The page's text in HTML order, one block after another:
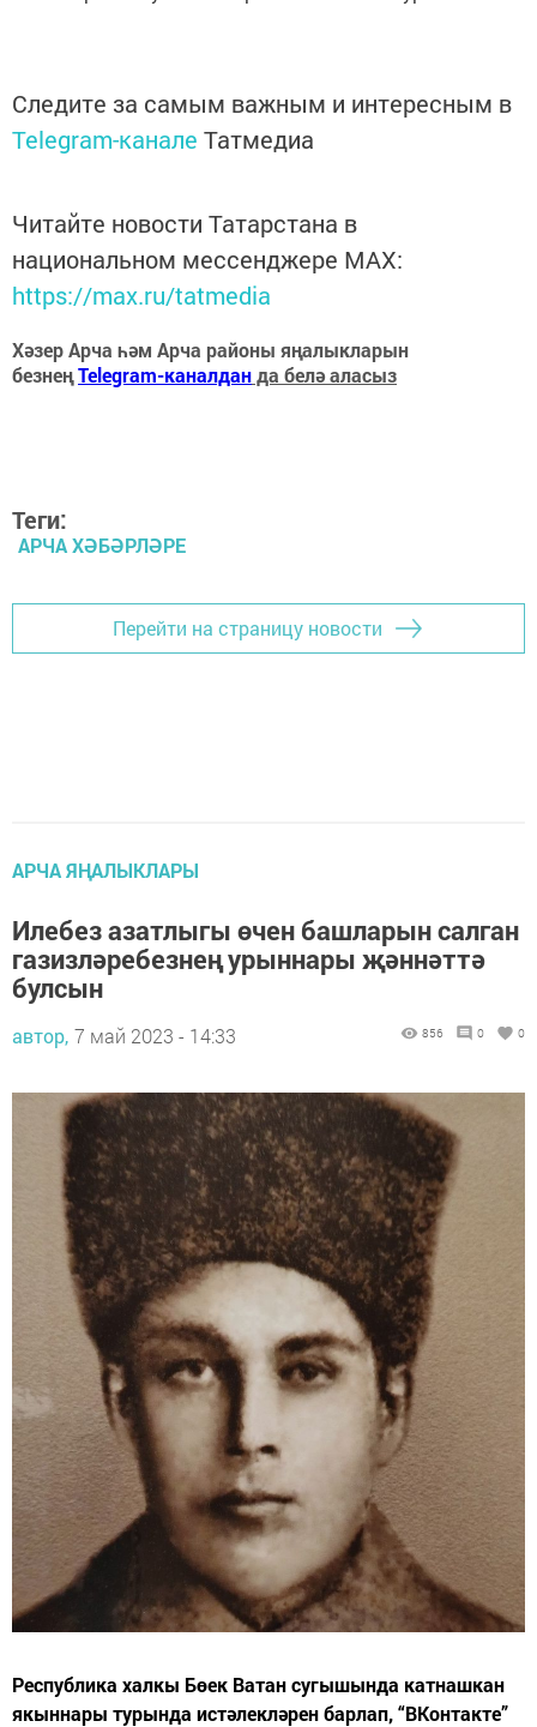
Следите за самым важным и интересным в
Telegram-канале Татмедиа
Читайте новости Татарстана в
национальном мессенджере MАХ:
https://max.ru/tatmedia
Хәзер Арча һәм Арча районы яңалыкларын
безнеңTelegram-каналданда белә аласыз
Теги:
АРЧА ХӘБӘРЛӘРЕ
Перейти на страницу новости
АРЧА ЯҢАЛЫКЛАРЫ
Илебез азатлыгы өчен башларын салган
газизләребезнең урыннары җәннәттә
булсын
автор, 7 май 2023 - 14:33 856 0 0
Республика халкы Бөек Ватан сугышында катнашкан
якыннары турында истәлекләрен барлап, “ВКонтакте”